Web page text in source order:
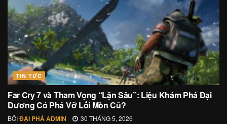
TIN TỨC
Far Cry 7 và Tham Vọng “Lặn Sâu”: Liệu Khám Phá Đại
Dương Có Phá Vỡ Lối Mòn Cũ?
BỞIĐẠI PHÁ ADMIN 30 THÁNG 5, 2026